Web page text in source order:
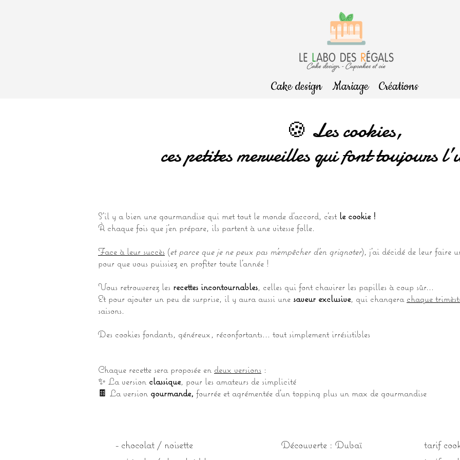
Cake design Mariage Créations
🍪 Les cookies,
ces petites merveilles qui font toujours
S’il y a bien une gourmandise qui met tout le monde d’accord, c’est le cookie !
À chaque fois que j’en prépare, ils partent à une vitesse folle.
Face à leur succès (et parce que je ne peux pas m’empêcher d’en grignoter), j’ai décidé de leur faire
pour que vous puissiez en profiter toute l'année !
Vous retrouverez les recettes incontournables, celles qui font chavirer les papilles à coup sûr…
Et pour ajouter un peu de surprise, il y aura aussi une saveur exclusive, qui changera chaque
saisons.
Des cookies fondants, généreux, réconfortants… tout simplement irrésistibles
Chaque recette sera proposée en deux versions :
✨ La version classique, pour les amateurs de simplicité
🍫 La version gourmande, fourrée et agrémentée d’un topping plus un max de gourmandise
- chocolat / noisette
Découverte : Dubaï
tarif